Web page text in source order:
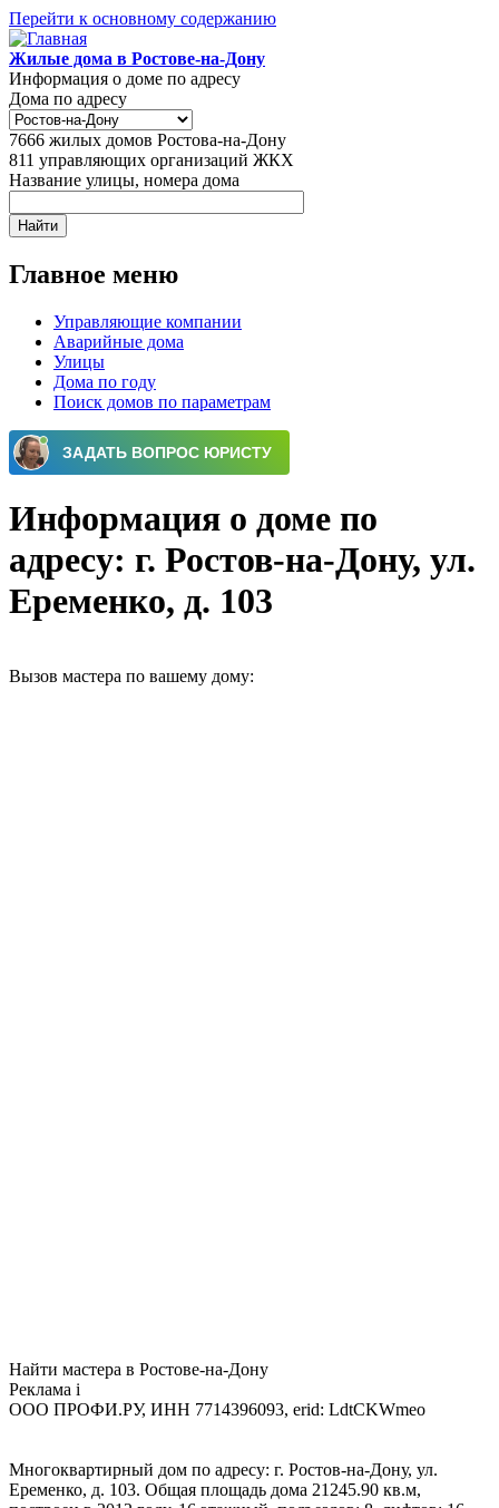
Перейти к основному содержанию
Жилые дома в Ростове-на-Дону
Информация о доме по адресу
Дома по адресу
7666 жилых домов Ростова-на-Дону
811 управляющих организаций ЖКХ
Название улицы, номера дома
Главное меню
Управляющие компании
Аварийные дома
Улицы
Дома по году
Поиск домов по параметрам
Информация о доме по
адресу: г. Ростов-на-Дону, ул.
Еременко, д. 103
Вызов мастера по вашему дому:
Найти мастера в Ростове-на-Дону
Реклама i
ООО ПРОФИ.РУ, ИНН 7714396093, erid: LdtCKWmeo
Многоквартирный дом по адресу: г. Ростов-на-Дону, ул.
Еременко, д. 103. Общая площадь дома 21245.90 кв.м,